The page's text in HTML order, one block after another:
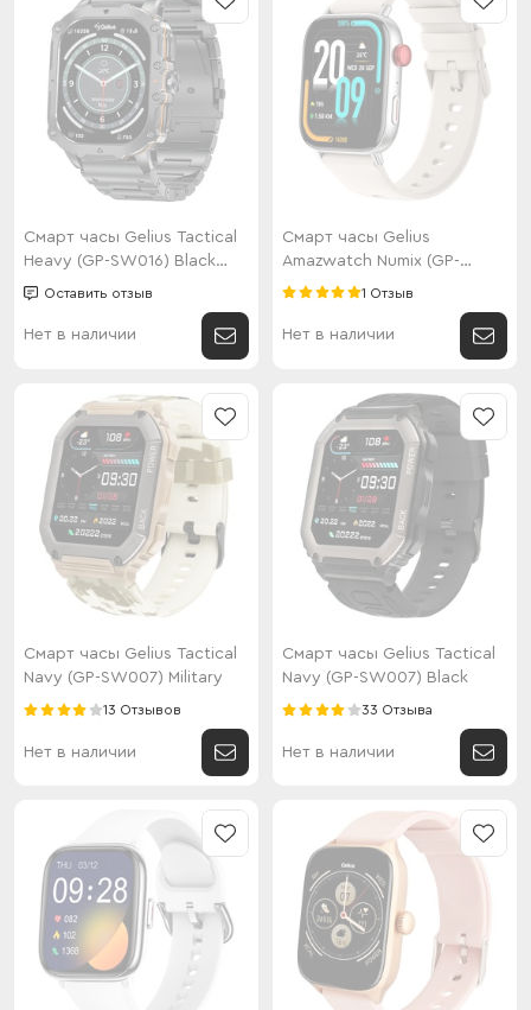
Смарт часы Gelius Tactical
Heavy (GP-SW016) Black
Chrome
Оставить отзыв
Нет в наличии
Смарт часы Gelius
Amazwatch Numix (GP-
SW009) Silver
1 Отзыв
Нет в наличии
Смарт часы Gelius Tactical
Navy (GP-SW007) Military
13 Отзывов
Нет в наличии
Смарт часы Gelius Tactical
Navy (GP-SW007) Black
33 Отзыва
Нет в наличии